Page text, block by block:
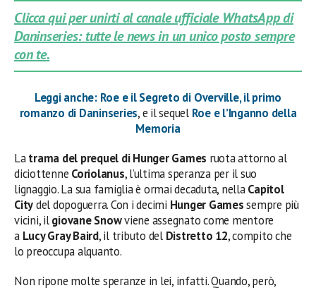
Clicca qui per unirti al canale ufficiale WhatsApp di
Daninseries: tutte le news in un unico posto sempre
con te.
Leggi anche: Roe e il Segreto di Overville, il primo
romanzo di Daninseries, e il sequel Roe e l’Inganno della
Memoria
Latrama del prequel di Hunger Games ruota attorno al
diciottenne Coriolanus, l’ultima speranza per il suo
lignaggio. La sua famiglia è ormai decaduta, nellaCapitol
Citydel dopoguerra. Con i decimi Hunger Gamessempre più
vicini, ilgiovane Snowviene assegnato come mentore
a Lucy Gray Baird, il tributo del Distretto 12, compito che
lo preoccupa alquanto.
Non ripone molte speranze in lei, infatti. Quando, però,